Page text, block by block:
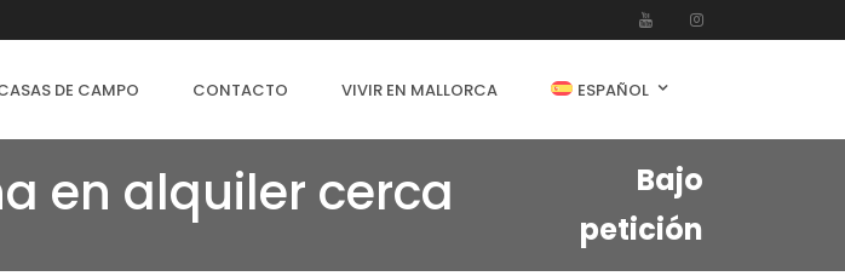
DE CAMPO CONTACTO VIVIR EN MALLORCA ESPAÑOL
en alquiler cerca
Bajo
petición